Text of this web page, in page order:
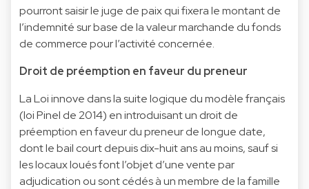
pourront saisir le juge de paix qui fixera le montant de
l’indemnité sur base de la valeur marchande du fonds
de commerce pour l’activité concernée.
Droit de préemption en faveur du preneur
La Loi innove dans la suite logique du modèle français
(loi Pinel de 2014) en introduisant un droit de
préemption en faveur du preneur de longue date,
dont le bail court depuis dix-huit ans au moins, sauf si
les locaux loués font l’objet d’une vente par
adjudication ou sont cédés à un membre de la famille